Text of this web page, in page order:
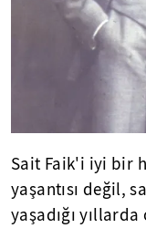
Sait Faik'i iyi bir
yaşantısı değil,
yaşadığı